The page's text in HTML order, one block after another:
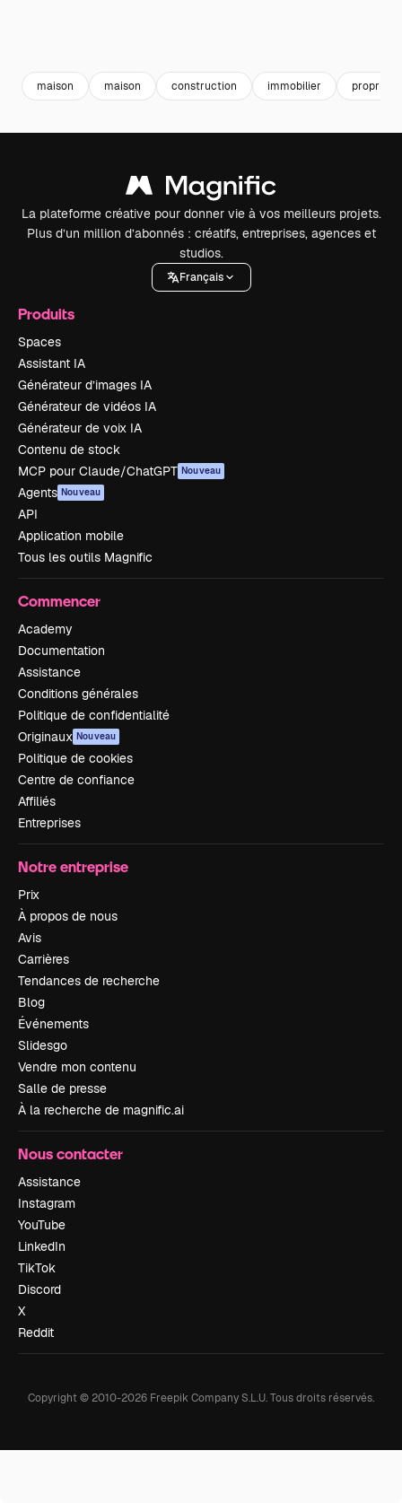
maison maison construction immobilier propriété
La plateforme créative pour donner vie à vos meilleurs projets.
Plus d’un million d’abonnés : créatifs, entreprises, agences et
studios.
Français
Produits
Spaces
Assistant IA
Générateur d’images IA
Générateur de vidéos IA
Générateur de voix IA
Contenu de stock
MCP pour Claude/ChatGPT Nouveau
Agents Nouveau
API
Application mobile
Tous les outils Magnific
Commencer
Academy
Documentation
Assistance
Conditions générales
Politique de confidentialité
Originaux Nouveau
Politique de cookies
Centre de confiance
Affiliés
Entreprises
Notre entreprise
Prix
À propos de nous
Avis
Carrières
Tendances de recherche
Blog
Événements
Slidesgo
Vendre mon contenu
Salle de presse
À la recherche de magnific.ai
Nous contacter
Assistance
Instagram
YouTube
LinkedIn
TikTok
Discord
X
Reddit
Copyright © 2010-2026 Freepik Company S.L.U.Tous droits réservés.